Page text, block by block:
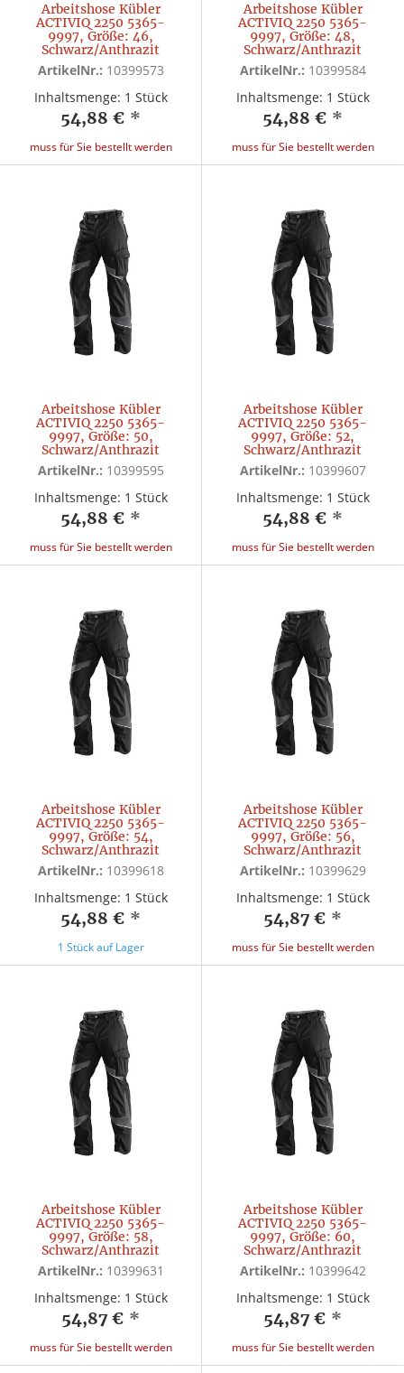
Arbeitshose Kübler
ACTIVIQ 2250 5365-
9997, Größe: 46,
Schwarz/Anthrazit
ArtikelNr.: 10399573
Inhaltsmenge: 1 Stück
54,88 € *
muss für Sie bestellt werden
Arbeitshose Kübler
ACTIVIQ 2250 5365-
9997, Größe: 48,
Schwarz/Anthrazit
ArtikelNr.: 10399584
Inhaltsmenge: 1 Stück
54,88 € *
muss für Sie bestellt werden
Arbeitshose Kübler
ACTIVIQ 2250 5365-
9997, Größe: 50,
Schwarz/Anthrazit
ArtikelNr.: 10399595
Inhaltsmenge: 1 Stück
54,88 € *
muss für Sie bestellt werden
Arbeitshose Kübler
ACTIVIQ 2250 5365-
9997, Größe: 52,
Schwarz/Anthrazit
ArtikelNr.: 10399607
Inhaltsmenge: 1 Stück
54,88 € *
muss für Sie bestellt werden
Arbeitshose Kübler
ACTIVIQ 2250 5365-
9997, Größe: 54,
Schwarz/Anthrazit
ArtikelNr.: 10399618
Inhaltsmenge: 1 Stück
54,88 € *
1 Stück auf Lager
Arbeitshose Kübler
ACTIVIQ 2250 5365-
9997, Größe: 56,
Schwarz/Anthrazit
ArtikelNr.: 10399629
Inhaltsmenge: 1 Stück
54,87 € *
muss für Sie bestellt werden
Arbeitshose Kübler
ACTIVIQ 2250 5365-
9997, Größe: 58,
Schwarz/Anthrazit
ArtikelNr.: 10399631
Inhaltsmenge: 1 Stück
54,87 € *
muss für Sie bestellt werden
Arbeitshose Kübler
ACTIVIQ 2250 5365-
9997, Größe: 60,
Schwarz/Anthrazit
ArtikelNr.: 10399642
Inhaltsmenge: 1 Stück
54,87 € *
muss für Sie bestellt werden